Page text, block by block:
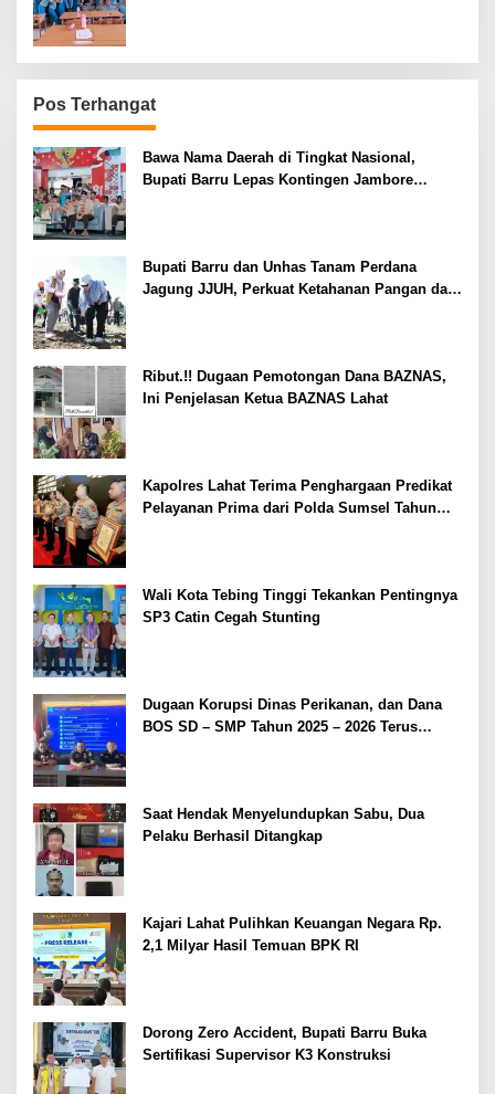
Pos Terhangat
Bawa Nama Daerah di Tingkat Nasional,
Bupati Barru Lepas Kontingen Jambore
Bupati Barru dan Unhas Tanam Perdana
Jagung JJUH, Perkuat Ketahanan Pangan dan
Ribut.!! Dugaan Pemotongan Dana BAZNAS,
Ini Penjelasan Ketua BAZNAS Lahat
Kapolres Lahat Terima Penghargaan Predikat
Pelayanan Prima dari Polda Sumsel Tahun
Wali Kota Tebing Tinggi Tekankan Pentingnya
SP3 Catin Cegah Stunting
Dugaan Korupsi Dinas Perikanan, dan Dana
BOS SD – SMP Tahun 2025 – 2026 Terus
Saat Hendak Menyelundupkan Sabu, Dua
Pelaku Berhasil Ditangkap
Kajari Lahat Pulihkan Keuangan Negara Rp.
2,1 Milyar Hasil Temuan BPK RI
Dorong Zero Accident, Bupati Barru Buka
Sertifikasi Supervisor K3 Konstruksi